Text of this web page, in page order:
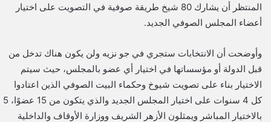
المنتظر أن يشارك 80 شيخ طريقة صوفية في التصويت على اختيار
أعضاء المجلس الصوفي الجديد.
وأوضحت أن الانتخابات ستجري في جو نزيه ولن يكون هناك تدخل من
قبل الدولة أو مؤسساتها في اختيار أي عضو بالمجلس، حيث سيتم
الاختيار بناء على تصويت شيوخ وحكماء البيت الصوفي الذين اعتادوا
كل 4 سنوات على اختيار المجلس الجديد والذي يتكون من 15 عضوًا، 5
بالاختيار المباشر ويمثلون الأزهر الشريف ووزارة الأوقاف والداخلية